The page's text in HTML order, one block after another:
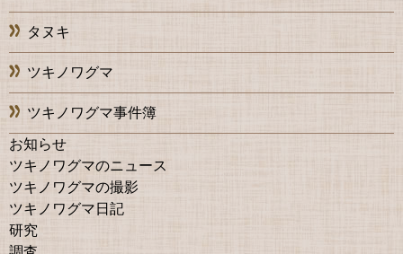
タヌキ
ツキノワグマ
ツキノワグマ事件簿
お知らせ
ツキノワグマのニュース
ツキノワグマの撮影
ツキノワグマ日記
研究